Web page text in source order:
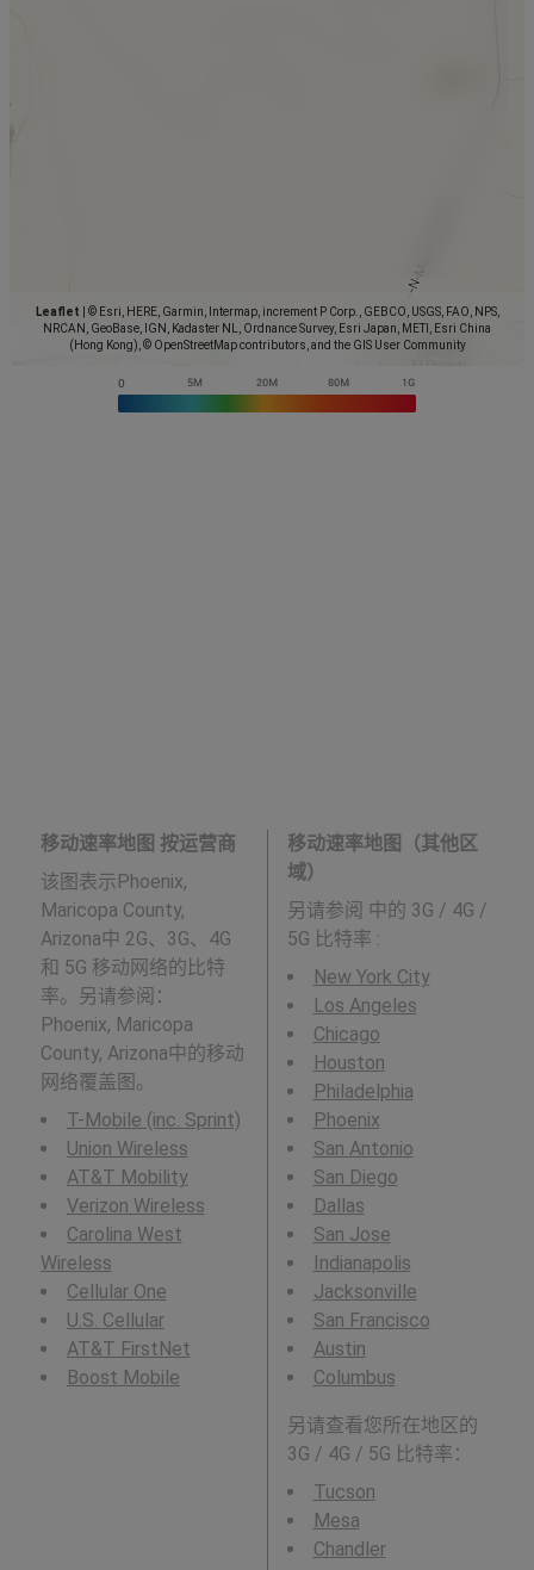
Leaflet
© Esri, HERE, Garmin, Intermap, increment P Corp., GEBCO, USGS, FAO, NPS,
NRCAN, GeoBase, IGN, Kadaster NL, Ordnance Survey, Esri Japan, METI, Esri China
(Hong Kong), © OpenStreetMap contributors, and the GIS User Community
移动速率地图 按运营商
该图表示Phoenix,
Maricopa County,
Arizona中 2G、3G、4G
和 5G 移动网络的比特
率。另请参阅：
Phoenix, Maricopa
County, Arizona中的移动
网络覆盖图。
T-Mobile (inc. Sprint)
Union Wireless
AT&T Mobility
Verizon Wireless
Carolina West
Wireless
Cellular One
U.S. Cellular
AT&T FirstNet
Boost Mobile
移动速率地图（其他区
域）
另请参阅 中的 3G / 4G /
5G 比特率 :
New York City
Los Angeles
Chicago
Houston
Philadelphia
Phoenix
San Antonio
San Diego
Dallas
San Jose
Indianapolis
Jacksonville
San Francisco
Austin
Columbus
另请查看您所在地区的
3G / 4G / 5G 比特率：
Tucson
Mesa
Chandler